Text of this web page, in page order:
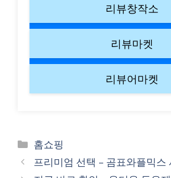
리뷰창작소
리뷰마켓
리뷰어마켓
Categories
홈쇼핑
프리미엄 선택 – 곰표와플믹스